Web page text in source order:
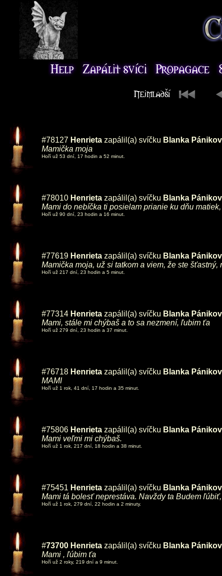
#78127 Henrieta zapálil(a) svíčku Blanka
Mamička moja
Hoří už 53 dní, 17 hodin a 52 minut.
#78010 Henrieta zapálil(a) svíčku Blanka
Mami do nebíčka ti posielam prianie ku dňu
Hoří už 90 dní, 23 hodin a 16 minut.
#77619 Henrieta zapálil(a) svíčku Blanka
Mamička moja, už si tatkom a viem, že ste
Hoří už 217 dní, 23 hodin a 5 minut.
#77314 Henrieta zapálil(a) svíčku Blanka
Mami, stále mi chýbaš a to sa nezmení, ľubim ťa
Hoří už 279 dní, 23 hodin a 37 minut.
#76718 Henrieta zapálil(a) svíčku Blanka
MAMI
Hoří už 1 rok, 41 dní, 17 hodin a 35 minut.
#75806 Henrieta zapálil(a) svíčku Blanka
Mami veľmi mi chýbaš.
Hoří už 1 rok, 217 dní, 18 hodin a 38 minut.
#75451 Henrieta zapálil(a) svíčku Blanka
Mami tá bolesť neprestáva. Navždy ta Budem
Hoří už 1 rok, 279 dní, 22 hodin a 2 minuty.
#73700 Henrieta zapálil(a) svíčku Blanka
Mami , ľúbim ťa
Hoří už 2 roky, 219 dní a 9 minut.